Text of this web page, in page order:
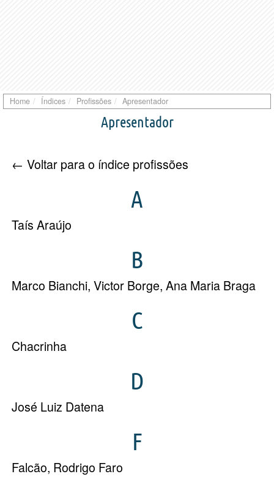
Home Índices Profissões Apresentador
Apresentador
← Voltar para o índice profissões
A
Taís Araújo
B
Marco Bianchi, Victor Borge, Ana Maria Braga
C
Chacrinha
D
José Luiz Datena
F
Falcão, Rodrigo Faro